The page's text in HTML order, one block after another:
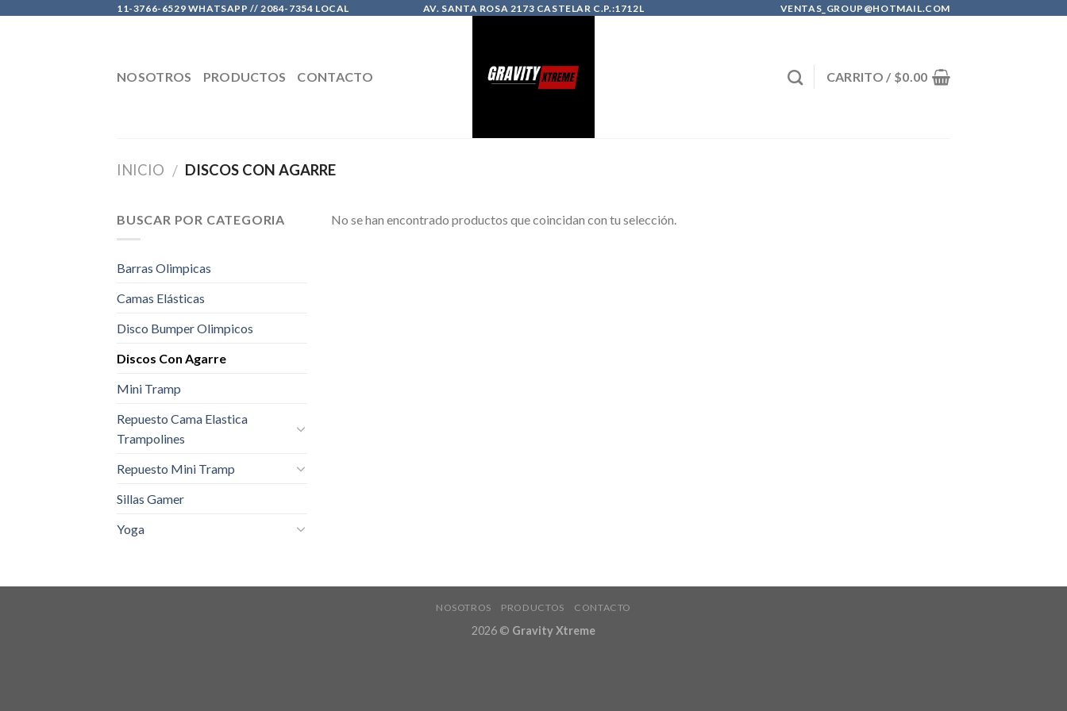
11-3766-6529 WHATSAPP // 2084-7354 LOCAL AV. SANTA ROSA 2173 CASTELAR C.P.:1712L VENTAS_GROUP@HOTMAIL.COM
NOSOTROS PRODUCTOS CONTACTO CARRITO / $0.00
INICIO / DISCOS CON AGARRE
BUSCAR POR CATEGORIA
Barras Olimpicas
Camas Elásticas
Disco Bumper Olimpicos
Discos Con Agarre
Mini Tramp
Repuesto Cama Elastica
Trampolines
Repuesto Mini Tramp
Sillas Gamer
Yoga
No se han encontrado productos que coincidan con tu selección.
NOSOTROS PRODUCTOS CONTACTO
2026 © Gravity Xtreme